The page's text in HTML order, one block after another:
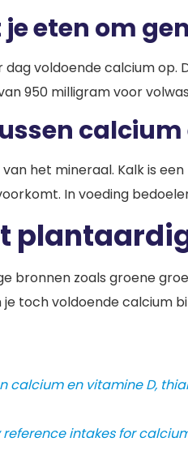
je eten om
voldoende calcium
950 milligram voor
calcium
het mineraal. Kalk is
In voeding
bronnen zoals groene
toch voldoende calcium
calcium en vitamine D,
reference intakes for